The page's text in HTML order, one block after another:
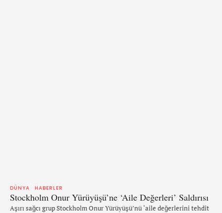
DÜNYA HABERLER
Stockholm Onur Yürüyüşü’ne ‘Aile Değerleri’ Saldırısı
Aşırı sağcı grup Stockholm Onur Yürüyüşü’nü ‘aile değerlerini tehdit